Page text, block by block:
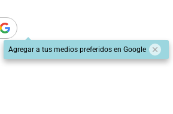
Agregar a tus medios preferidos en Google